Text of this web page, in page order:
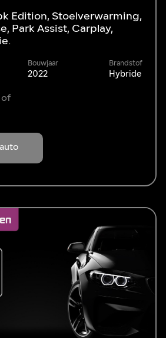
Edition, Stoelverwarming,
Park Assist, Carplay,
Bouwjaar
2022
Brandstof
Hybride
of